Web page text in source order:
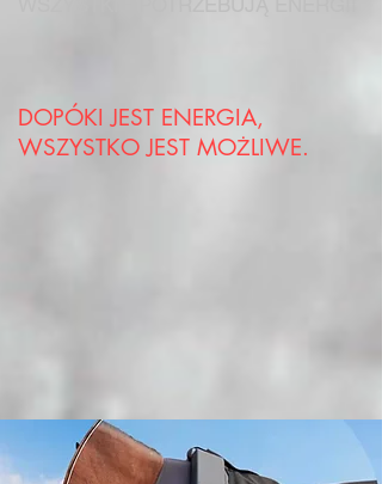
DOPÓKI JEST ENERGIA,
WSZYSTKO JEST MOŻLIWE.